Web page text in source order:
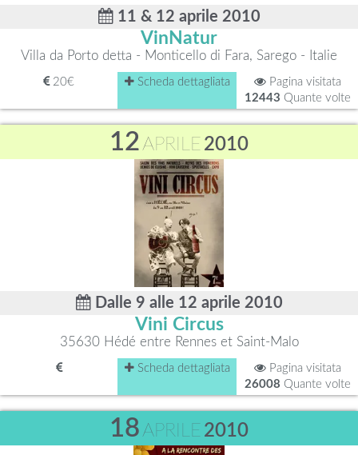
11 & 12 aprile 2010
VinNatur
Villa da Porto detta - Monticello di Fara, Sarego - Italie
20€ Scheda dettagliata
Pagina visitata
12443 Quante volte
12APRILE 2010
Dalle 9 alle 12 aprile 2010
Vini Circus
35630 Hédé entre Rennes et Saint-Malo
Scheda dettagliata
Pagina visitata
26008 Quante volte
18APRILE 2010